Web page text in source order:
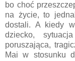
bo choć
na życie, to
dostali. A kiedy
dziecko,
poruszająca,
Mai w stosunku